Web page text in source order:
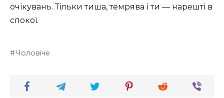
очікувань. Тільки тиша, темрява і ти — нарешті в
спокої.
Чоловіче